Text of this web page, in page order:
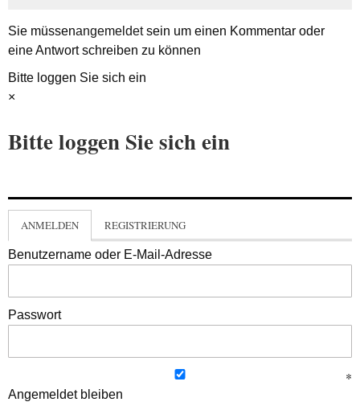
Sie müssenangemeldetsein um einen Kommentar oder
eine Antwort schreiben zu können
Bitte loggen Sie sich ein
×
Bitte loggen Sie sich ein
ANMELDEN REGISTRIERUNG
Benutzername oder E-Mail-Adresse
Passwort
Angemeldet bleiben